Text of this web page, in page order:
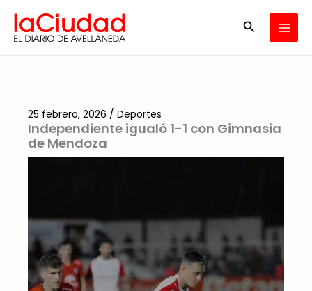
contenido
Buscar
Independiente igualó 1-1 con Gimnasia
de Mendoza
25 febrero, 2026 / Deportes